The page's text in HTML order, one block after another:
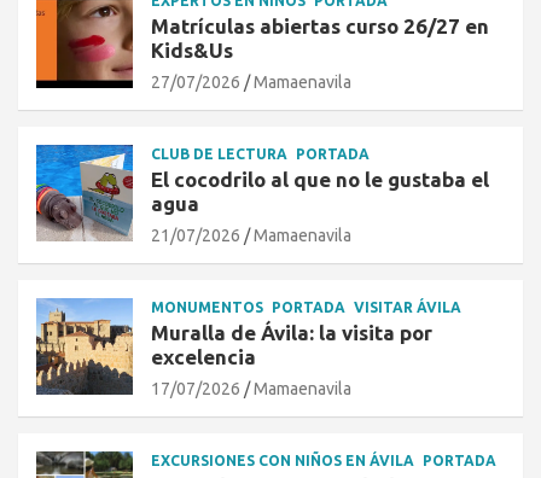
Matrículas abiertas curso 26/27 en
Kids&Us
27/07/2026 Mamaenavila
CLUB DE LECTURA PORTADA
El cocodrilo al que no le gustaba el
agua
21/07/2026 Mamaenavila
MONUMENTOS PORTADA VISITAR ÁVILA
Muralla de Ávila: la visita por
excelencia
17/07/2026 Mamaenavila
EXCURSIONES CON NIÑOS EN ÁVILA PORTADA